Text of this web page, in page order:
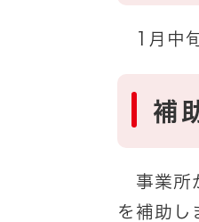
1月中旬
補
事業所
を補助し